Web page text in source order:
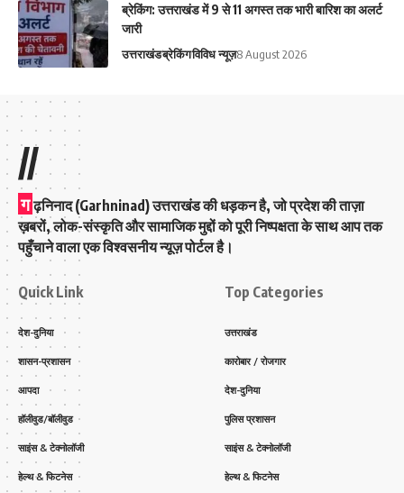
ब्रेकिंग: उत्तराखंड में 9 से 11 अगस्त तक भारी बारिश का अलर्ट
जारी
उत्तराखंडब्रेकिंगविविध न्यूज़8 August 2026
//
ग ढ़निनाद (Garhninad) उत्तराखंड की धड़कन है, जो प्रदेश की ताज़ा
ख़बरों, लोक-संस्कृति और सामाजिक मुद्दों को पूरी निष्पक्षता के साथ आप तक
पहुँचाने वाला एक विश्वसनीय न्यूज़ पोर्टल है।
Quick Link
देश-दुनिया
शासन-प्रशासन
आपदा
हॉलीवुड/बॉलीवुड
साइंस & टेक्नोलॉजी
हेल्थ & फिटनेस
Top Categories
उत्तराखंड
कारोबार / रोजगार
देश-दुनिया
पुलिस प्रशासन
साइंस & टेक्नोलॉजी
हेल्थ & फिटनेस